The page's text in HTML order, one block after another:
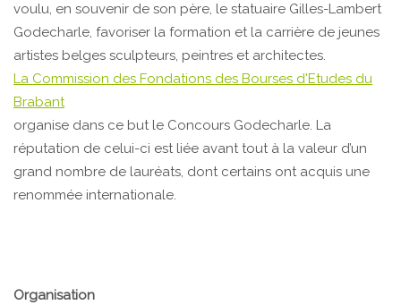
voulu, en souvenir de son père, le statuaire Gilles-Lambert
Godecharle, favoriser la formation et la carrière de jeunes
artistes belges sculpteurs, peintres et architectes.
La Commission des Fondations des Bourses d'Etudes du
Brabant
organise dans ce but le Concours Godecharle. La
réputation de celui-ci est liée avant tout à la valeur d’un
grand nombre de lauréats, dont certains ont acquis une
renommée internationale.
Organisation